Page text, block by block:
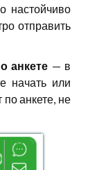
настойчиво
отправить
анкете — в
начать или
анкете, не